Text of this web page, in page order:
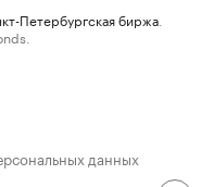
Петербургская биржа
данных